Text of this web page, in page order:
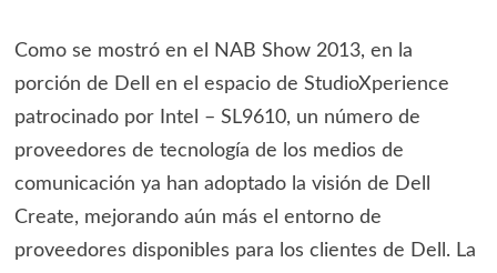
Como se mostró en el NAB Show 2013, en la
porción de Dell en el espacio de StudioXperience
patrocinado por Intel – SL9610, un número de
proveedores de tecnología de los medios de
comunicación ya han adoptado la visión de Dell
Create, mejorando aún más el entorno de
proveedores disponibles para los clientes de Dell. La